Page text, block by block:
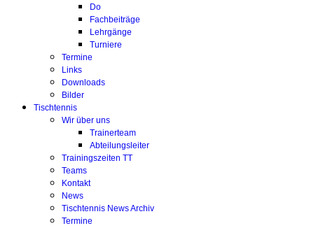
Do
Fachbeiträge
Lehrgänge
Turniere
Termine
Links
Downloads
Bilder
Tischtennis
Wir über uns
Trainerteam
Abteilungsleiter
Trainingszeiten TT
Teams
Kontakt
News
Tischtennis News Archiv
Termine